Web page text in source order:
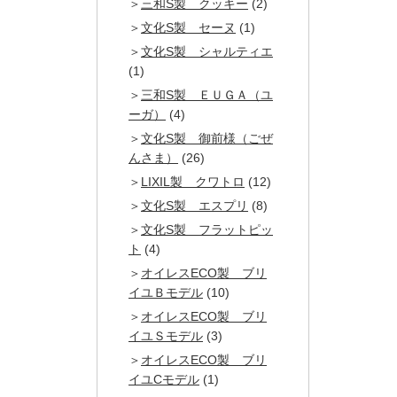
三和S製 クッキー (2)
文化S製 セーヌ (1)
文化S製 シャルティエ
(1)
三和S製 ＥＵＧＡ（ユ
ーガ）
(4)
文化S製 御前様（ごぜ
んさま）
(26)
LIXIL製 クワトロ (12)
文化S製 エスプリ (8)
文化S製 フラットピッ
ト (4)
オイレスECO製 ブリ
イユＢモデル (10)
オイレスECO製 ブリ
イユＳモデル (3)
オイレスECO製 ブリ
イユCモデル (1)